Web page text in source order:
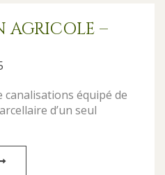
AGRICOLE –
canalisations équipé de
d’un seul